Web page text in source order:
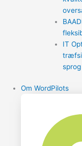
IT
sprog
Om WordPilots